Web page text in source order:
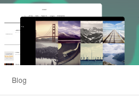
Blog